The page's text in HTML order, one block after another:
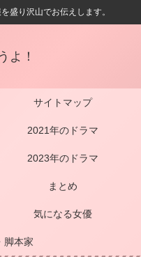
盛り沢山でお伝えします。
よ！
サイトマップ
2021年のドラマ
2023年のドラマ
まとめ
気になる女優
脚本家